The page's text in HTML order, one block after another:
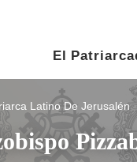
El
Latino De Jerusalén